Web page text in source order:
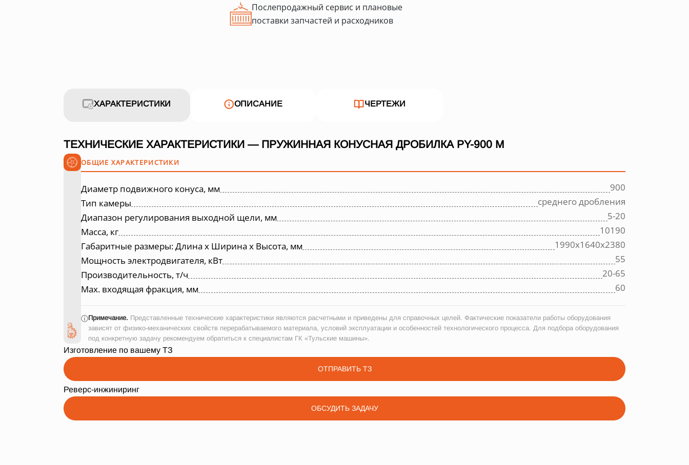
Послепродажный сервис и плановые
поставки запчастей и расходников
ХАРАКТЕРИСТИКИ ОПИСАНИЕ ЧЕРТЕЖИ
ТЕХНИЧЕСКИЕ ХАРАКТЕРИСТИКИ — ПРУЖИННАЯ КОНУСНАЯ ДРОБИЛКА PY-900 M
ОБЩИЕ ХАРАКТЕРИСТИКИ
Диаметр подвижного конуса, мм
900
Тип камеры
среднего дробления
Диапазон регулирования выходной щели, мм
5-20
Масса, кг
10190
Габаритные размеры: Длина х Ширина х Высота, мм
1990х1640х2380
Мощность электродвигателя, кВт
55
Производительность, т/ч
20-65
Max. входящая фракция, мм
60
ⓘПримечание. Представленные технические характеристики являются расчетными и приведены для справочных целей. Фактические показатели работы оборудования
зависят от физико-механических свойств перерабатываемого материала, условий эксплуатации и особенностей технологического процесса. Для подбора оборудования
под конкретную задачу рекомендуем обратиться к специалистам ГК «Тульские машины».
Изготовление по вашему ТЗ
ОТПРАВИТЬ ТЗ
Реверс-инжиниринг
ОБСУДИТЬ ЗАДАЧУ